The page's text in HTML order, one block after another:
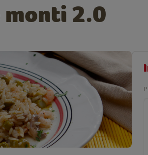
monti 2.0